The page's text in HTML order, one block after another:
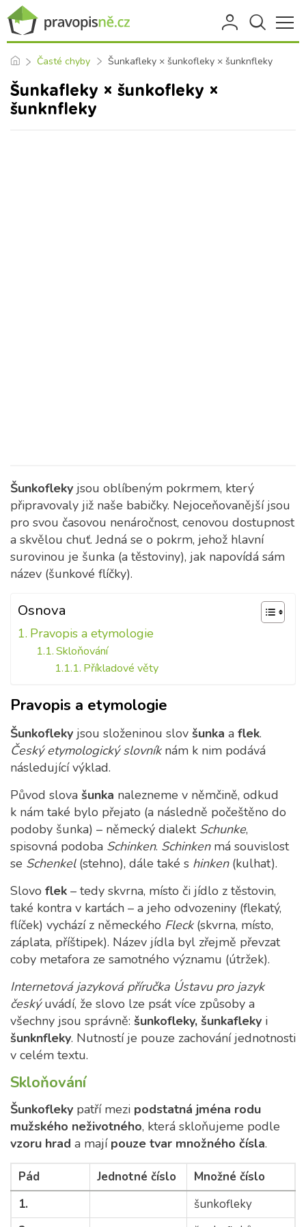
Časté chyby Šunkafleky × šunkofleky × šunknfleky
Šunkafleky × šunkofleky ×
šunknfleky
Šunkofleky jsou oblíbeným pokrmem, který
připravovaly již naše babičky. Nejoceňovanější jsou
pro svou časovou nenáročnost, cenovou dostupnost
a skvělou chuť.Jedná se o pokrm, jehož hlavní
surovinou je šunka (a těstoviny), jak napovídá sám
název (šunkové flíčky).
Osnova
Pravopis a etymologie
Skloňování
Příkladové věty
Pravopis a etymologie
Šunkofleky jsou složeninou slov šunka a flek.
Český etymologický slovníknám k nim podává
následující výklad.
Původ slova šunka nalezneme v němčině, odkud
k nám také bylo přejato (a následně počeštěno do
podoby šunka) – německý dialekt Schunke,
spisovná podoba Schinken. Schinkenmá souvislost
se Schenkel(stehno), dále také s hinken(kulhat).
Slovo flek – tedy skvrna, místo či jídlo z těstovin,
také kontra v kartách – a jeho odvozeniny (flekatý,
flíček) vychází z německého Fleck(skvrna, místo,
záplata, příštipek). Název jídla byl zřejmě převzat
coby metafora ze samotného významu (útržek).
Internetová jazyková příručka Ústavu pro jazyk
českýuvádí, že slovo lze psát více způsoby a
všechny jsou správně: šunkofleky, šunkafleky i
šunknfleky. Nutností je pouze zachování jednotnosti
v celém textu.
Skloňování
Šunkofleky patří mezi podstatná jména rodu
mužského neživotného, která skloňujeme podle
vzoru hrad a majípouze tvar množného čísla.
Pád Jednotné číslo
Množné číslo
1.
šunkofleky